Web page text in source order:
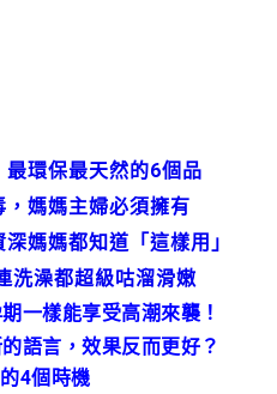
環保最天然的6個品
媽媽主婦必須擁有
媽媽都知道「這樣用」
洗澡都超級咕溜滑嫩
一樣能享受高潮來襲！
語言，效果反而更好？
4個時機